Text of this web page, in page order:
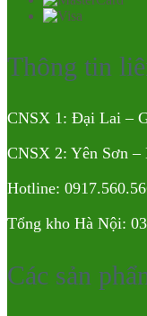
Thông tin
CNSX 1: Đại Lai –
CNSX 2: Yên Sơn –
Hotline:
Tổng kho Hà Nội:
Các sản